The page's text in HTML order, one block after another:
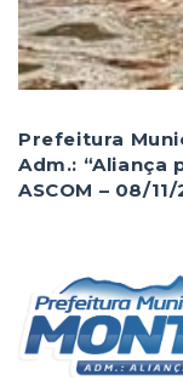
Prefeitura
Adm.: “Aliança
ASCOM – 08/